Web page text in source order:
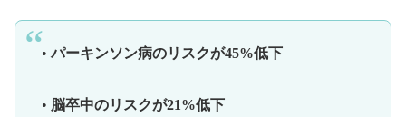
•パーキンソン病のリスクが45%低下
• 脳卒中のリスクが21%低下